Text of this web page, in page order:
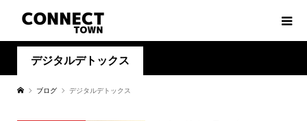
デジタルデトックス
ブログ デジタルデトックス